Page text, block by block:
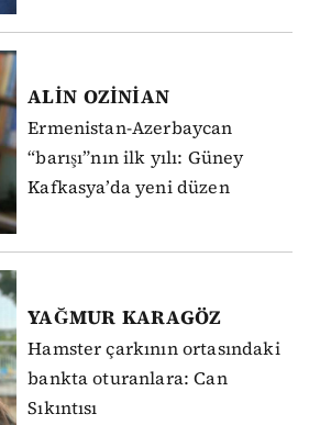
ALİN OZİNİAN
Ermenistan-Azerbaycan
“barışı”nın ilk yılı: Güney
Kafkasya’da yeni düzen
YAĞMUR KARAGÖZ
Hamster çarkının ortasındaki
bankta oturanlara: Can
Sıkıntısı